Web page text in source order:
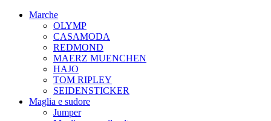
Marche
OLYMP
CASAMODA
REDMOND
MAERZ MUENCHEN
HAJO
TOM RIPLEY
SEIDENSTICKER
Maglia e sudore
Jumper